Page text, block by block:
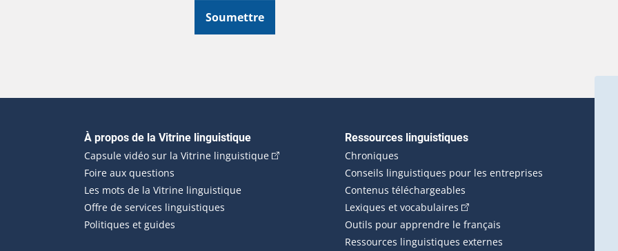
Soumettre
Navigation principale
À propos de la Vitrine linguistique
Capsule vidéo sur la Vitrine linguistique(Cet hyperlien externe s'ouvrira dans une nouvelle fenêtre.)
Foire aux questions
Les mots de la Vitrine linguistique
Offre de services linguistiques
Politiques et guides
Ressources linguistiques
Chroniques
Conseils linguistiques pour les entreprises
Contenus téléchargeables
Lexiques et vocabulaires (Cet hyperlien externe s'ouvrira
Outils pour apprendre le français
Ressources linguistiques externes